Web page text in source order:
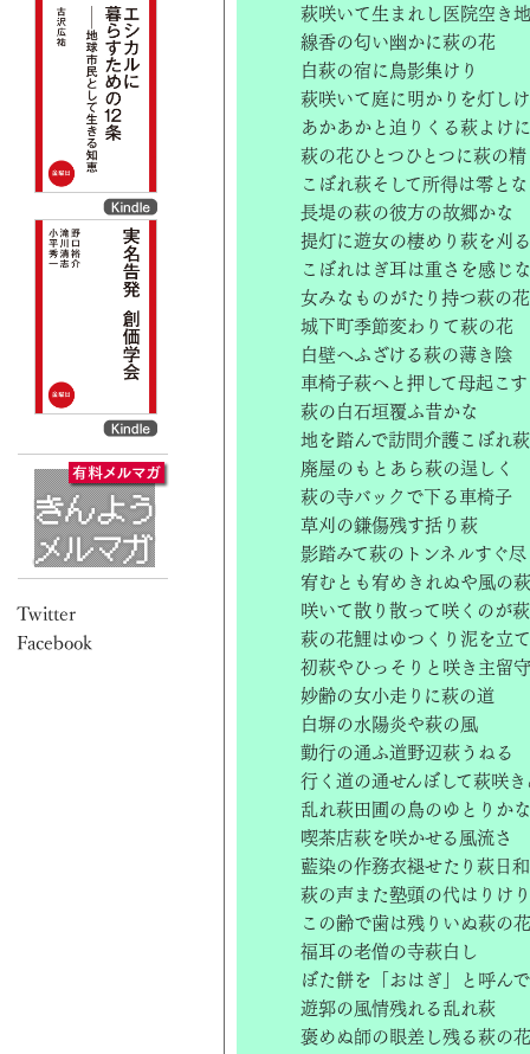
萩咲いて生まれし医院空き
線香の匂い幽かに萩の花
白萩の宿に鳥影集けり
萩咲いて庭に明かりを灯し
あかあかと迫りくる萩よけ
萩の花ひとつひとつに萩の精
こぼれ萩そして所得は零と
長堤の萩の彼方の故郷かな
提灯に遊女の棲めり萩を刈る
こぼれはぎ耳は重さを感じ
女みなものがたり持つ萩の花
城下町季節変わりて萩の花
白壁へふざける萩の薄き陰
車椅子萩へと押して母起こす
萩の白石垣覆ふ昔かな
地を踏んで訪問介護こぼれ萩
廃屋のもとあら萩の逞しく
萩の寺バックで下る車椅子
草刈の鎌傷残す括り萩
影踏みて萩のトンネルすぐ
宥むとも宥めきれぬや風の萩
咲いて散り散って咲くのが
萩の花鯉はゆつくり泥を立て
初萩やひっそりと咲き主留守
妙齢の女小走りに萩の道
白塀の水陽炎や萩の風
勤行の通ふ道野辺萩うねる
行く道の通せんぼして萩咲き
乱れ萩田圃の鳥のゆとりかな
喫茶店萩を咲かせる風流さ
藍染の作務衣褪せたり萩日和
萩の声また塾頭の代はりけり
この齢で歯は残りいぬ萩の花
福耳の老僧の寺萩白し
ぼた餅を「おはぎ」と呼ん
遊郭の風情残れる乱れ萩
褒めぬ師の眼差し残る萩の花